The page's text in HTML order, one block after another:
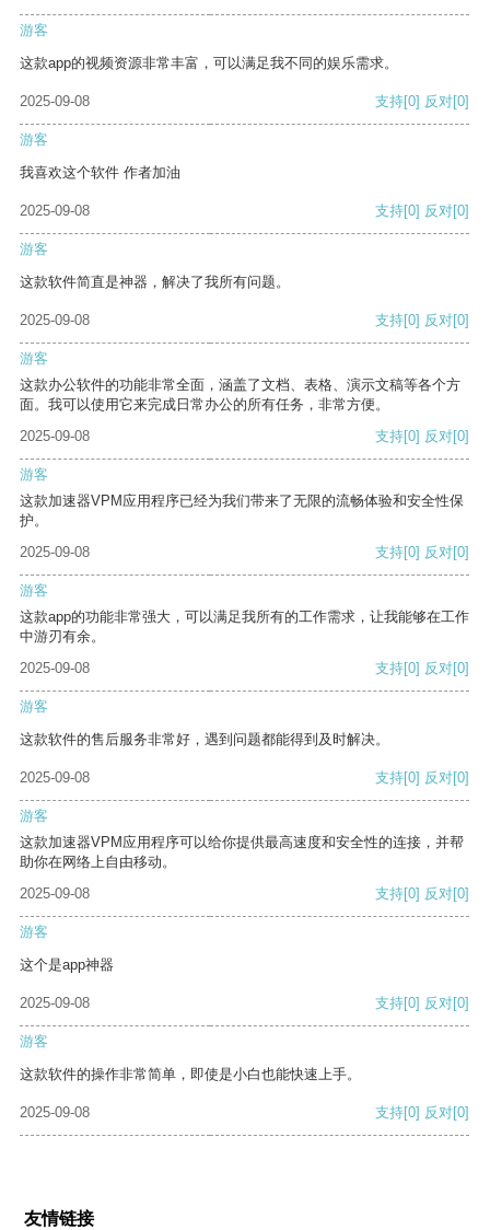
游客
这款app的视频资源非常丰富，可以满足我不同的娱乐需求。
2025-09-08 支持[0] 反对[0]
游客
我喜欢这个软件 作者加油
2025-09-08 支持[0] 反对[0]
游客
这款软件简直是神器，解决了我所有问题。
2025-09-08 支持[0] 反对[0]
游客
这款办公软件的功能非常全面，涵盖了文档、表格、演示文稿等各个方
面。我可以使用它来完成日常办公的所有任务，非常方便。
2025-09-08
支持[0] 反对[0]
游客
这款加速器VPM应用程序已经为我们带来了无限的流畅体验和安全性保
护。
2025-09-08
支持[0] 反对[0]
游客
这款app的功能非常强大，可以满足我所有的工作需求，让我能够在工作
中游刃有余。
2025-09-08
支持[0] 反对[0]
游客
这款软件的售后服务非常好，遇到问题都能得到及时解决。
2025-09-08 支持[0] 反对[0]
游客
这款加速器VPM应用程序可以给你提供最高速度和安全性的连接，并帮
助你在网络上自由移动。
2025-09-08
支持[0] 反对[0]
游客
这个是app神器
2025-09-08 支持[0] 反对[0]
游客
这款软件的操作非常简单，即使是小白也能快速上手。
2025-09-08 支持[0] 反对[0]
友情链接